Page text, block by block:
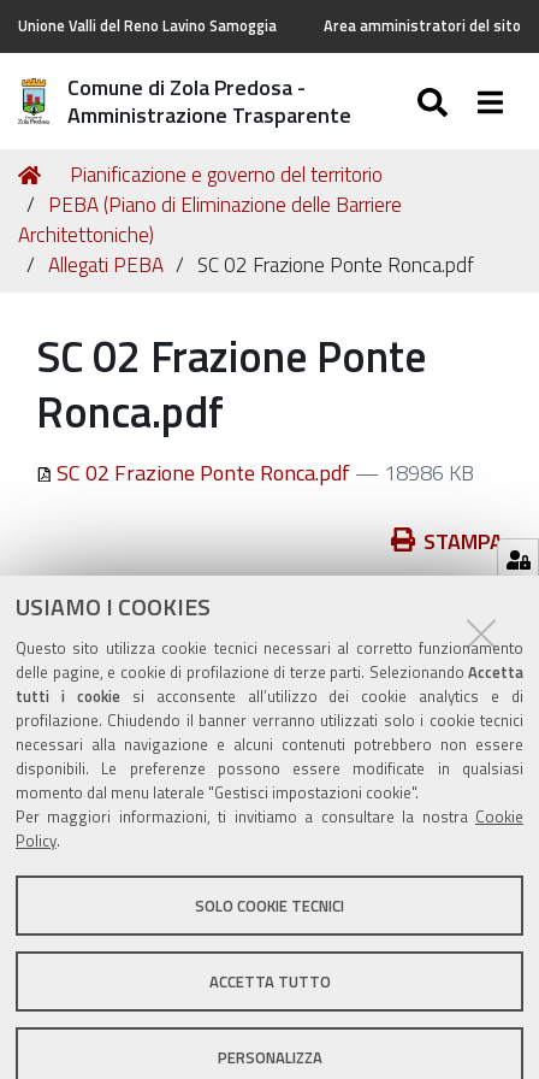
USIAMO I COOKIES
Questo sito utilizza cookie tecnici necessari al corretto funzionamento
delle pagine, e cookie di profilazione di terze parti. Selezionando Accetta
tutti i cookiesi acconsente all’utilizzo dei cookie analytics e di
profilazione. Chiudendo il banner verranno utilizzati solo i cookie tecnici
necessari alla navigazione e alcuni contenuti potrebbero non essere
disponibili. Le preferenze possono essere modificate in qualsiasi
momento dal menu laterale "Gestisci impostazioni cookie".
Per maggiori informazioni, ti invitiamo a consultare la nostra Cookie
Policy.
SOLO COOKIE TECNICI
ACCETTA TUTTO
PERSONALIZZA
Unione Valli del Reno Lavino Samoggia Area amministratori del sito
Comune di Zola Predosa -
Amministrazione Trasparente
Tu
sei
qui:
Home
Pianificazione e governo del territorio
PEBA (Piano di Eliminazione delle Barriere
Architettoniche)
Allegati PEBA
SC 02 Frazione Ponte Ronca.pdf
SC 02 Frazione Ponte
Ronca.pdf
SC 02 Frazione Ponte Ronca.pdf— 18986 KB
sul
documento
STAMPA
ultima modifica
Valuta questo sito
Sito istituzionale Comune di Zola Predosa
Privacy policy|DPO|Accessibilità